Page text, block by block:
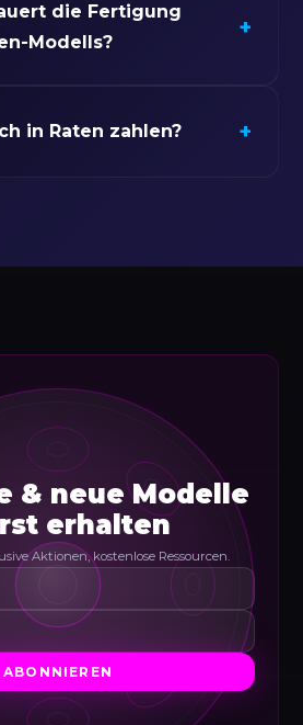
die Fertigung
Modells?
+
in Raten zahlen? +
& neue Modelle
erhalten
Aktionen, kostenlose Ressourcen.
ABONNIEREN